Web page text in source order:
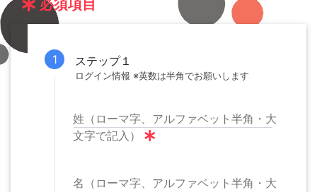
必須項目
ステップ１
姓（ローマ字、アルファベット半角・大
文字で記入）
名（ローマ字、アルファベット半角・大